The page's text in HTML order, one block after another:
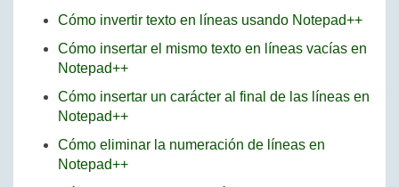
Cómo invertir texto en líneas usando Notepad++
Cómo insertar el mismo texto en líneas vacías en
Notepad++
Cómo insertar un carácter al final de las líneas en
Notepad++
Cómo eliminar la numeración de líneas en
Notepad++